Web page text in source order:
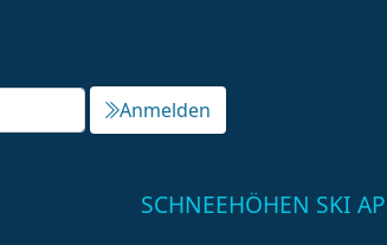
Anmelden
SCHNEEHÖHEN SKI